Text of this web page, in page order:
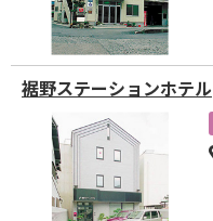
裾野ステーションホテル